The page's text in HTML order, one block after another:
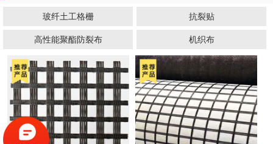
玻纤土工格栅 抗裂贴
高性能聚酯防裂布 机织布